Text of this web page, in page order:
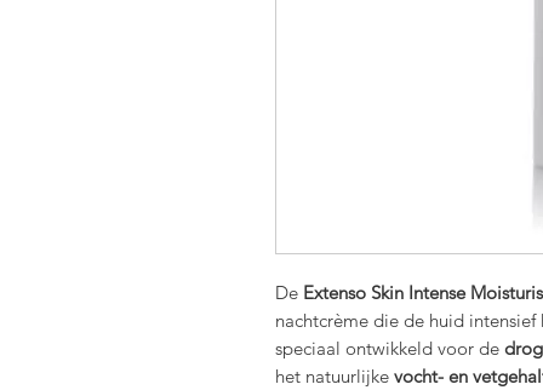
De Extenso Skin Intense
nachtcrème die de huid
speciaal ontwikkeld voor de
het natuurlijke vocht- en